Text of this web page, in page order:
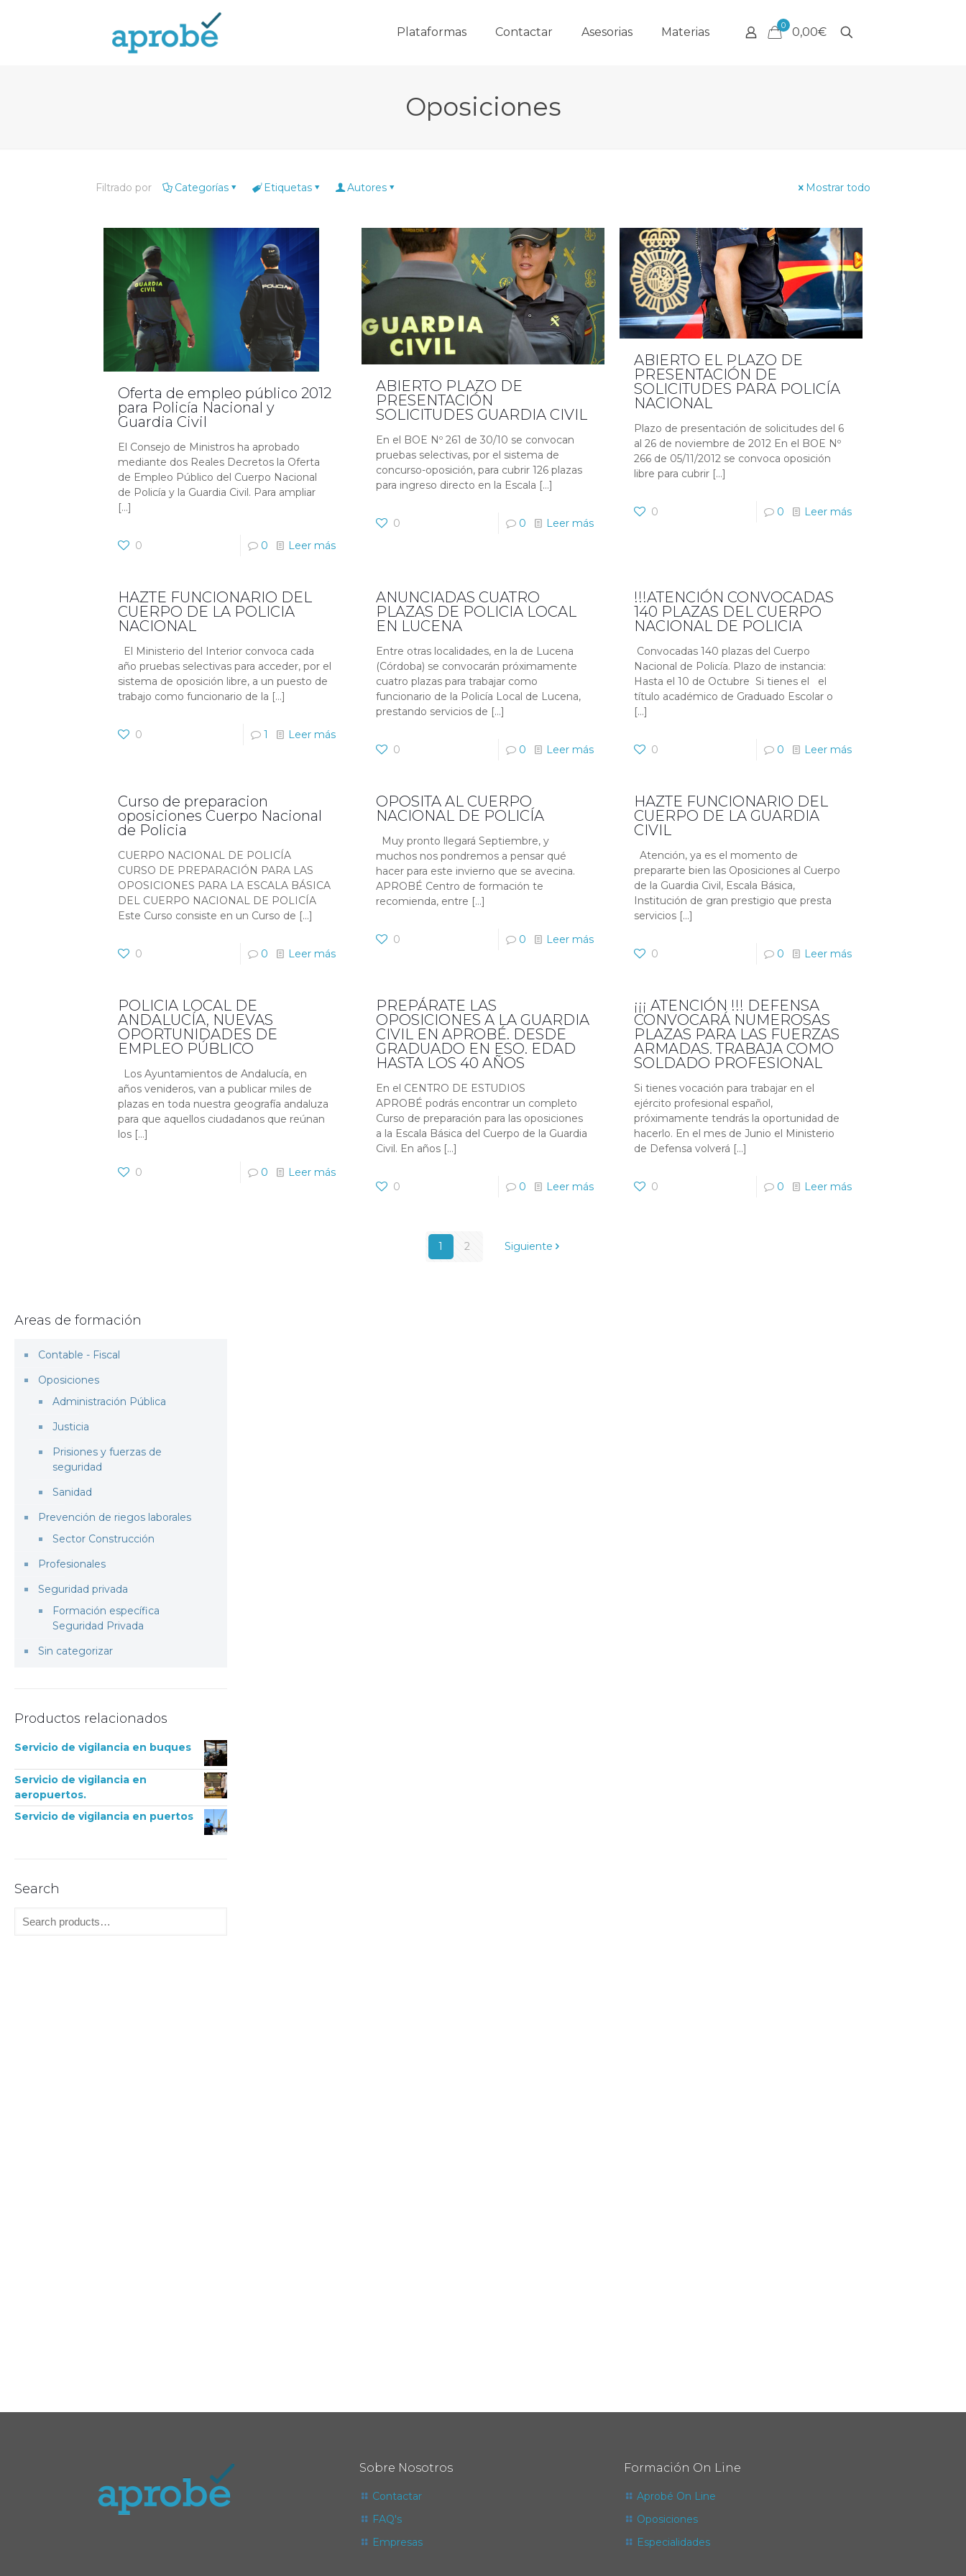
Plataformas Contactar Asesorias Materias 0 0,00€
Oposiciones
Filtrado por Categorías Etiquetas Autores Mostrar todo
Oferta de empleo público 2012
para Policía Nacional y
Guardia Civil
El Consejo de Ministros ha aprobado
mediante dos Reales Decretos la Oferta
de Empleo Público del Cuerpo Nacional
de Policía y la Guardia Civil. Para ampliar
[…]
0 0 Leer más
ABIERTO PLAZO DE
PRESENTACIÓN
SOLICITUDES GUARDIA CIVIL
En el BOE Nº 261 de 30/10 se convocan
pruebas selectivas, por el sistema de
concurso-oposición, para cubrir 126 plazas
para ingreso directo en la Escala […]
0 0 Leer más
ABIERTO EL PLAZO DE
PRESENTACIÓN DE
SOLICITUDES PARA POLICÍA
NACIONAL
Plazo de presentación de solicitudes del 6
al 26 de noviembre de 2012 En el BOE Nº
266 de 05/11/2012 se convoca oposición
libre para cubrir […]
0 0 Leer más
HAZTE FUNCIONARIO DEL
CUERPO DE LA POLICIA
NACIONAL
El Ministerio del Interior convoca cada
año pruebas selectivas para acceder, por el
sistema de oposición libre, a un puesto de
trabajo como funcionario de la […]
0 1 Leer más
ANUNCIADAS CUATRO
PLAZAS DE POLICIA LOCAL
EN LUCENA
Entre otras localidades, en la de Lucena
(Córdoba) se convocarán próximamente
cuatro plazas para trabajar como
funcionario de la Policía Local de Lucena,
prestando servicios de […]
0 0 Leer más
!!!ATENCIÓN CONVOCADAS
140 PLAZAS DEL CUERPO
NACIONAL DE POLICIA
Convocadas 140 plazas del Cuerpo
Nacional de Policía. Plazo de instancia:
Hasta el 10 de Octubre Si tienes el el
título académico de Graduado Escolar o
[…]
0 0 Leer más
Curso de preparacion
oposiciones Cuerpo Nacional
de Policia
CUERPO NACIONAL DE POLICÍA
CURSO DE PREPARACIÓN PARA LAS
OPOSICIONES PARA LA ESCALA BÁSICA
DEL CUERPO NACIONAL DE POLICÍA
Este Curso consiste en un Curso de […]
0 0 Leer más
OPOSITA AL CUERPO
NACIONAL DE POLICÍA
Muy pronto llegará Septiembre, y
muchos nos pondremos a pensar qué
hacer para este invierno que se avecina.
APROBÉ Centro de formación te
recomienda, entre […]
0 0 Leer más
HAZTE FUNCIONARIO DEL
CUERPO DE LA GUARDIA
CIVIL
Atención, ya es el momento de
prepararte bien las Oposiciones al Cuerpo
de la Guardia Civil, Escala Básica,
Institución de gran prestigio que presta
servicios […]
0 0 Leer más
POLICIA LOCAL DE
ANDALUCÍA, NUEVAS
OPORTUNIDADES DE
EMPLEO PÚBLICO
Los Ayuntamientos de Andalucía, en
años venideros, van a publicar miles de
plazas en toda nuestra geografía andaluza
para que aquellos ciudadanos que reúnan
los[…]
0 0 Leer más
PREPÁRATE LAS
OPOSICIONES A LA GUARDIA
CIVIL EN APROBÉ. DESDE
GRADUADO EN ESO. EDAD
HASTA LOS 40 AÑOS
En el CENTRO DE ESTUDIOS
APROBÉ podrás encontrar un completo
Curso de preparación para las oposiciones
a la Escala Básica del Cuerpo de la Guardia
Civil. En años […]
0 0 Leer más
¡¡¡ ATENCIÓN !!! DEFENSA
CONVOCARÁ NUMEROSAS
PLAZAS PARA LAS FUERZAS
ARMADAS. TRABAJA COMO
SOLDADO PROFESIONAL
Si tienes vocación para trabajar en el
ejército profesional español,
próximamente tendrás la oportunidad de
hacerlo. En el mes de Junio el Ministerio
de Defensa volverá […]
0 0 Leer más
1 2 Siguiente
Areas de formación
Contable - Fiscal
Oposiciones
Administración Pública
Justicia
Prisiones y fuerzas de
seguridad
Sanidad
Prevención de riegos laborales
Sector Construcción
Profesionales
Seguridad privada
Formación específica
Seguridad Privada
Sin categorizar
Productos relacionados
Servicio de vigilancia en buques
Servicio de vigilancia en
aeropuertos.
Servicio de vigilancia en puertos
Search
Sobre Nosotros
Contactar
FAQ's
Empresas
Formación On Line
Aprobé On Line
Oposiciones
Especialidades